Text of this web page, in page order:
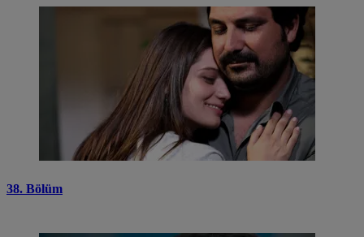
38. Bölüm